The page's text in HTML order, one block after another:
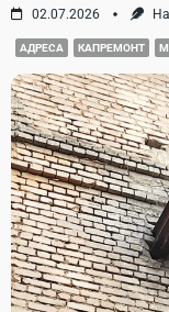
02.07.2026
АДРЕСА КАПРЕМОНТ